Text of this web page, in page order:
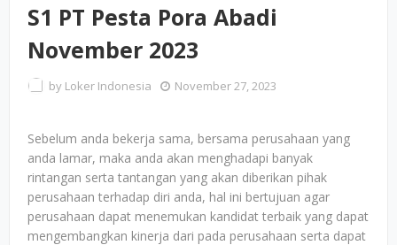
S1 PT Pesta Pora Abadi
November 2023
by Loker Indonesia November 27, 2023
Sebelum anda bekerja sama, bersama perusahaan yang
anda lamar, maka anda akan menghadapi banyak
rintangan serta tantangan yang akan diberikan pihak
perusahaan terhadap diri anda, hal ini bertujuan agar
perusahaan dapat menemukan kandidat terbaik yang dapat
mengembangkan kinerja dari pada perusahaan serta dapat